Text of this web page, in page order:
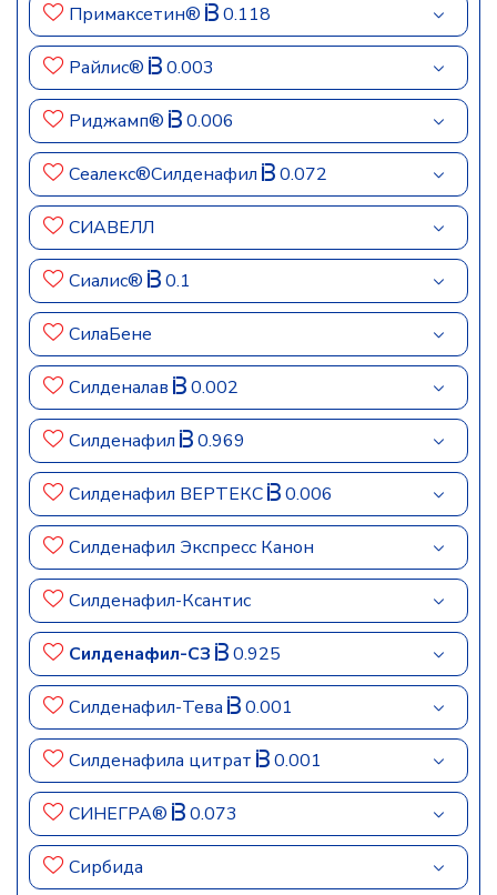
Примаксетин® 0.118
Райлис® 0.003
Риджамп® 0.006
Сеалекс®Силденафил 0.072
СИАВЕЛЛ
Сиалис® 0.1
СилаБене
Силденалав 0.002
Силденафил 0.969
Силденафил ВЕРТЕКС 0.006
Силденафил Экспресс Канон
Силденафил-Ксантис
Силденафил-СЗ 0.925
Силденафил-Тева 0.001
Силденафила цитрат 0.001
СИНЕГРА® 0.073
Сирбида